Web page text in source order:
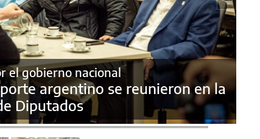
el gobierno nacional
argentino se reunieron en la
Diputados